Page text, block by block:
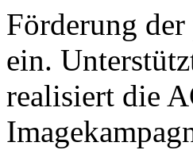
Förderung
ein.
realisiert die